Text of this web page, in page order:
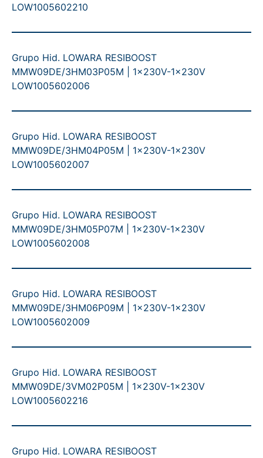
LOW1005602210
Grupo Hid. LOWARA RESIBOOST
MMW09DE/3HM03P05M | 1x230V-1x230V
LOW1005602006
Grupo Hid. LOWARA RESIBOOST
MMW09DE/3HM04P05M | 1x230V-1x230V
LOW1005602007
Grupo Hid. LOWARA RESIBOOST
MMW09DE/3HM05P07M | 1x230V-1x230V
LOW1005602008
Grupo Hid. LOWARA RESIBOOST
MMW09DE/3HM06P09M | 1x230V-1x230V
LOW1005602009
Grupo Hid. LOWARA RESIBOOST
MMW09DE/3VM02P05M | 1x230V-1x230V
LOW1005602216
Grupo Hid. LOWARA RESIBOOST